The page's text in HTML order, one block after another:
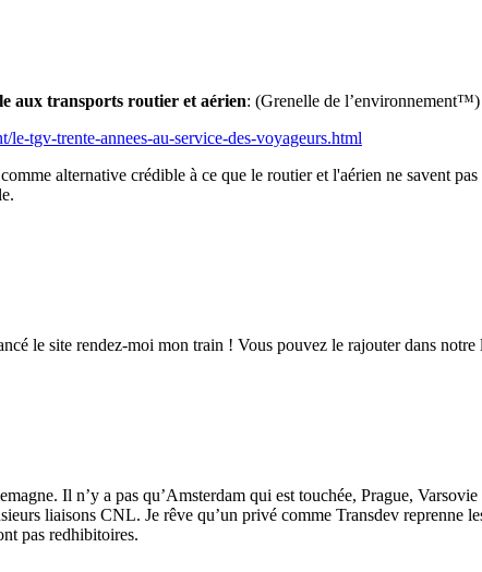
aux transports routier et aérien: (Grenelle de l’environnement™)
tgv-trente-annees-au-service-des-voyageurs.html
alternative crédible à ce que le routier et l'aérien ne savent
le site rendez-moi mon train ! Vous pouvez le rajouter dans notre
Il n’y a pas qu’Amsterdam qui est touchée, Prague,
liaisons CNL. Je rêve qu’un privé comme Transdev reprenne
pas redhibitoires.